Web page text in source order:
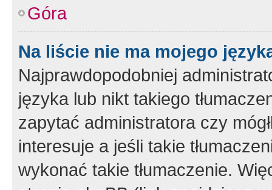
Góra
Na liście nie ma mojego
Najprawdopodobniej
języka lub nikt takiego
zapytać administratora czy
interesuje a jeśli takie
wykonać takie tłumaczenie.